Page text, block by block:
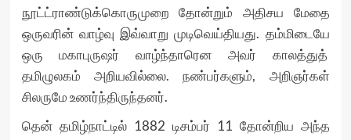
நூட்ட்ராண்டுக்கொருமுறை தோன்றும் அதிசய மேதை
ஒருவரின் வாழ்வு இவ்வாறு முடிவெய்தியது. தம்மிடையே
ஒரு மகாபுருஷர் வாழ்ந்தாரென அவர் காலத்துத்
தமிழுலகம் அறியவில்லை. நண்பர்களும், அறிஞர்கள்
சிலருமே உணர்ந்திருந்தனர்.
தென் தமிழ்நாட்டில் 1882 டிசம்பர் 11 தோன்றிய அந்த